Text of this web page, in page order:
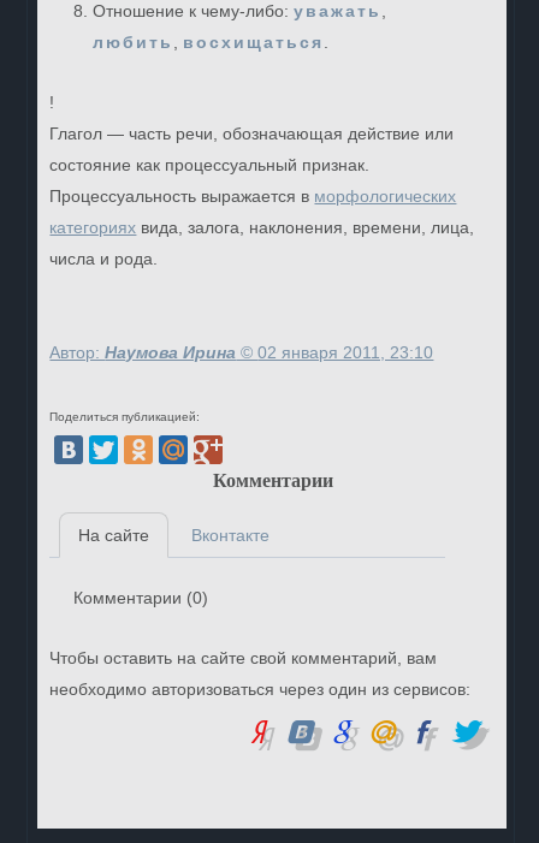
Отношение к чему-либо:уважать
любить
восхищаться
!
Глагол — часть речи, обозначающая действие или
состояние как процессуальный признак.
Процессуальность выражается в морфологических
категориях вида, залога, наклонения, времени, лица,
числа и рода.
Автор:Наумова Ирина ©02 января 2011, 23:10
Поделиться публикацией:
Комментарии
На сайте Вконтакте
Комментарии (0)
Чтобы оставить на сайте свой комментарий, вам
необходимо авторизоваться через один из сервисов: